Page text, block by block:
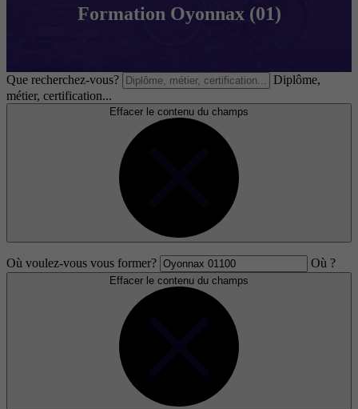
Formation Oyonnax (01)
Que recherchez-vous?
Diplôme,
métier, certification...
Effacer le contenu du champs
Où voulez-vous vous former? Où ?
Effacer le contenu du champs